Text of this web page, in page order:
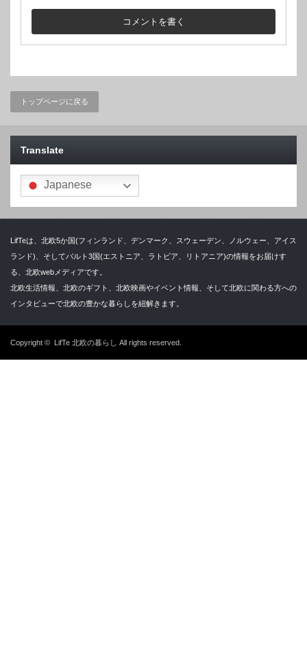
トップページに戻る
Translate
Japanese
LifTeは、北欧5か国(フィンランド、デンマーク、スウェーデン、ノルウェー、アイス
ランド)、そしてバルト3国(エストニア、ラトビア、リトアニア)の情報をお届けす
る、北欧webメディアです。
北欧生活情報、北欧のギフト、北欧映画やイベント情報、そして北欧に関わる方への
インタビューで北欧の豊かな暮らしを紐解きます。
Copyright © LifTe 北欧の暮らし All rights reserved.